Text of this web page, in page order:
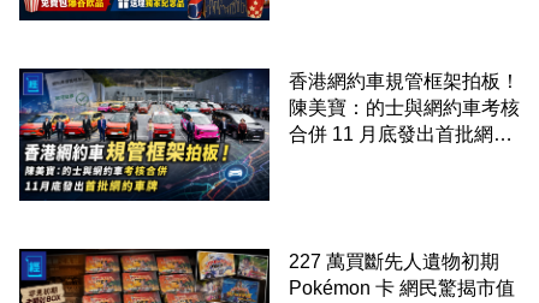
香港網約車規管框架拍板！
陳美寶：的士與網約車考核
合併 11 月底發出首批網約
227 萬買斷先人遺物初期
Pokémon 卡 網民驚揭市值